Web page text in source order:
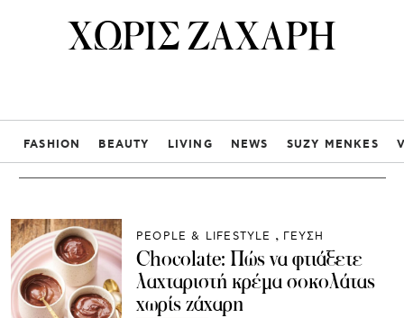
ΧΩΡΙΣ ΖΑΧΑΡΗ
FASHION BEAUTY LIVING NEWS SUZY MENKES
PEOPLE & LIFESTYLE ΓΕΥΣΗ
Chocolate: Πώς να φτιάξετε
λαχταριστή κρέμα σοκολάτας
χωρίς ζάχαρη